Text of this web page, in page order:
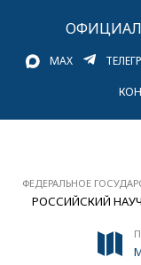
MAX
ФЕДЕРАЛЬНОЕ
РОССИЙСКИЙ